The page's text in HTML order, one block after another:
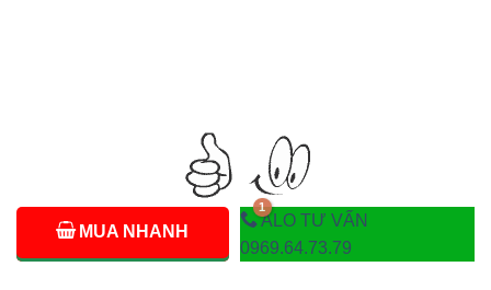
MUA NHANH
ALO TƯ VẤN
0969.64.73.79